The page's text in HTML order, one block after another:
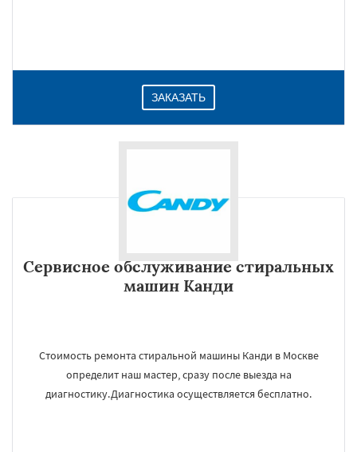
ЗАКАЗАТЬ
Сервисное обслуживание стиральных
машин Канди
Стоимость ремонта стиральной машины Канди в Москве
определит наш мастер, сразу после выезда на
диагностику.Диагностика осуществляется бесплатно.